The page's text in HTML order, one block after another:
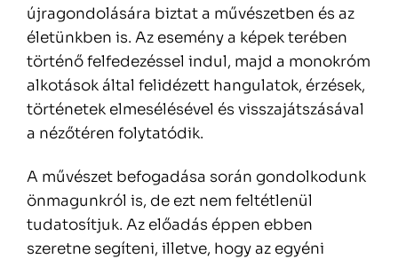
újragondolására biztat a művészetben és az
életünkben is. Az esemény a képek terében
történő felfedezéssel indul, majd a monokróm
alkotások által felidézett hangulatok, érzések,
történetek elmesélésével és visszajátszásával
a nézőtéren folytatódik.
A művészet befogadása során gondolkodunk
önmagunkról is, de ezt nem feltétlenül
tudatosítjuk. Az előadás éppen ebben
szeretne segíteni, illetve, hogy az egyéni